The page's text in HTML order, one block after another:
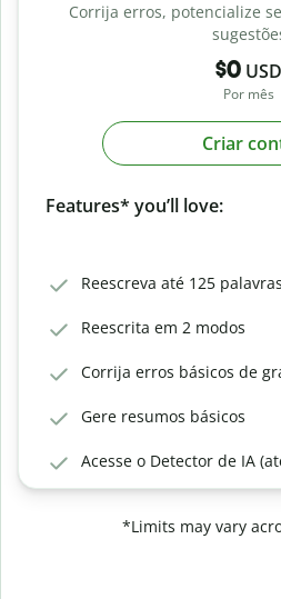
Corrija erros, potencialize
$0 USD
Por mês
Criar
Features* you’ll love:
Reescreva até 125 palavras
Reescrita em 2 modos
Corrija erros básicos de
Gere resumos básicos
Acesse o Detector de IA
*Limits may vary